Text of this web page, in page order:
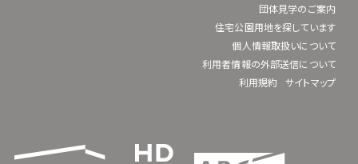
団体見学のご案内
住宅公園用地を探しています
個人情報取扱いについて
利用者情報の外部送信について
利用規約
サイトマップ